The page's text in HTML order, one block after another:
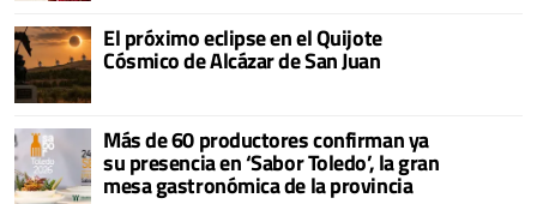
El próximo eclipse en el Quijote
Cósmico de Alcázar de San Juan
Más de 60 productores confirman ya
su presencia en ‘Sabor Toledo’, la gran
mesa gastronómica de la provincia